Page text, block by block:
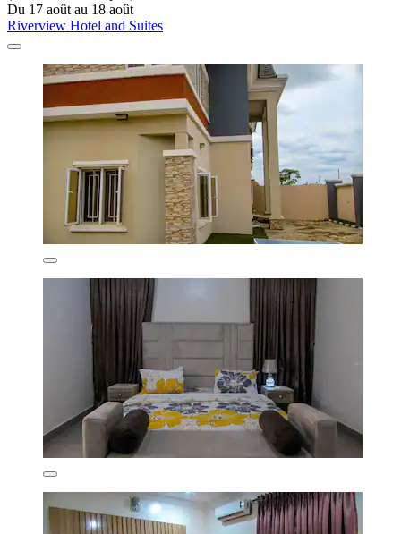
Du 17 août au 18 août
Riverview Hotel and Suites